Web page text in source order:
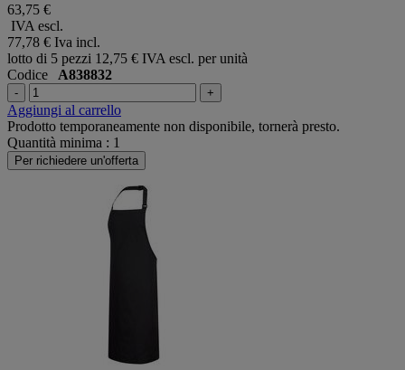
63,75 €
IVA escl.
77,78 € Iva incl.
lotto di 5 pezzi 12,75 € IVA escl. per unità
Codice A838832
- +
Aggiungi al carrello
Prodotto temporaneamente non disponibile, tornerà presto.
Quantità minima : 1
Per richiedere un'offerta